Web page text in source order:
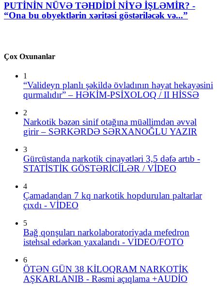
PUTİNİN NÜVƏ TƏHDİDİ NİYƏ İŞLƏMİR? -
“Ona bu obyektlərin xəritəsi göstəriləcək və...”
Çox Oxunanlar
1
“Valideyn planlı şəkildə övladının həyat hekayəsini
qurmalıdır” – HƏKİM-PSİXOLOQ / II HİSSƏ
2
Narkotik bəzən sinif otağına müəllimdən əvvəl
girir – SƏRKƏRDƏ SƏRXANOĞLU YAZIR
3
Gürcüstanda narkotik cinayətləri 3,5 dəfə artıb -
STATİSTİK GÖSTƏRİCİLƏR / VİDEO
4
Çamadandan 7 kq narkotik hopdurulan paltarlar
çıxdı - VİDEO
5
Bağ qonşuları narkolaboratoriyada mefedron
istehsal edərkən yaxalandı - VIDEO/FOTO
6
ÖTƏN GÜN 38 KİLOQRAM NARKOTİK
AŞKARLANIB - Rəsmi açıqlama +AUDİO